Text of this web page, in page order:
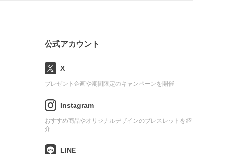
公式アカウント
X
プレゼント企画や期間限定のキャンペーンを開催
Instagram
おすすめ商品やオリジナルデザインのブレスレットを紹
介
LINE